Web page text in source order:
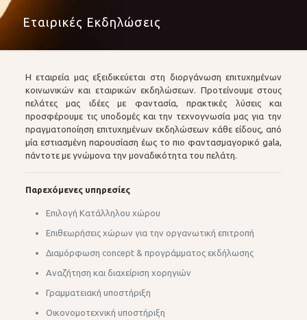
Εταιρικές Εκδηλώσεις
H εταιρεία μας εξειδικεύεται στη διοργάνωση επιτυχημένων
κοινωνικών και εταιρικών εκδηλώσεων. Προτείνουμε στους
πελάτες μας ιδέες με φαντασία, πρακτικές λύσεις και
προσφέρουμε τις υποδομές και την τεχνογνωσία μας για την
πραγματοποίηση επιτυχημένων εκδηλώσεων κάθε είδους, από
μία εστιασμένη παρουσίαση έως το πιο φαντασμαγορικό gala,
πάντοτε με γνώμονα την μοναδικότητα του πελάτη.
Παρεχόμενες υπηρεσίες
Επιλογή Κατάλληλου χώρου
Επιθεωρήσεις χώρων για την οργανωτική επιτροπή
Διαμόρφωση concept & προγράμματος εκδήλωσης
Αναζήτηση και διαχείριση χορηγιών
Γραμματειακή υποστήριξη
Οικονομοτεχνική υποστήριξη